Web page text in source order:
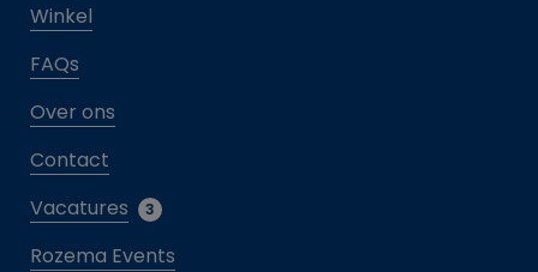
Winkel
FAQs
Over ons
Contact
Vacatures
3
Rozema Events